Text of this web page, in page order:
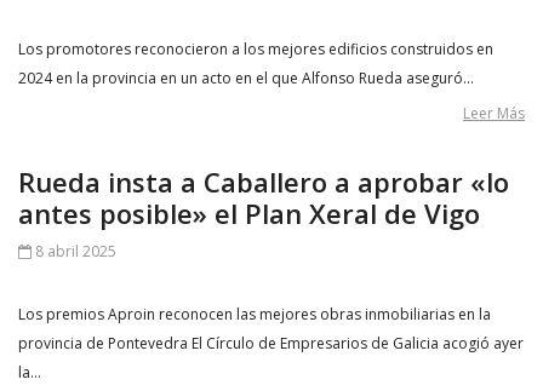
Los promotores reconocieron a los mejores edificios construidos en
2024 en la provincia en un acto en el que Alfonso Rueda aseguró…
Leer Más
Rueda insta a Caballero a aprobar «lo
antes posible» el Plan Xeral de Vigo
8 abril 2025
Los premios Aproin reconocen las mejores obras inmobiliarias en la
provincia de Pontevedra El Círculo de Empresarios de Galicia acogió ayer
la…